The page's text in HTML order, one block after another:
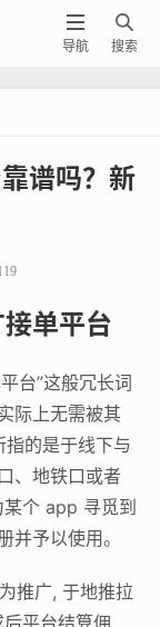

搜索

导航
谱吗？新
接单平台
台”这般冗长词
际上无需被其
的是于线下与
、地铁口或者
个 app 寻觅到
并予以使用。
推广, 于地推拉
平台结算佣